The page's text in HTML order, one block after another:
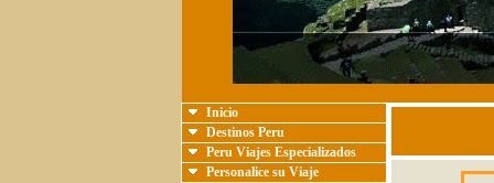
Inicio
Destinos Peru
Peru Viajes Especializados
Personalice su Viaje